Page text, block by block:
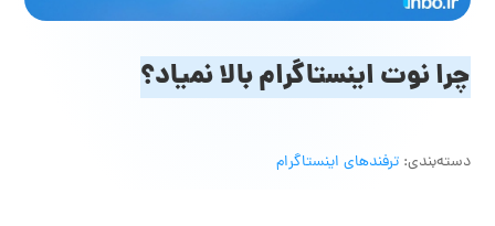
چرا نوت اینستاگرام بالا نمیاد؟
دسته‌بندی:ترفندهای اینستاگرام